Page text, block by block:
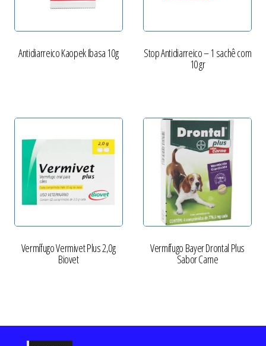
Antidiarreico Kaopek Ibasa 10g Stop Antidiarreico – 1 sachê com
10 gr
Vermífugo Vermivet Plus 2,0g
Biovet
Vermífugo Bayer Drontal Plus
Sabor Carne